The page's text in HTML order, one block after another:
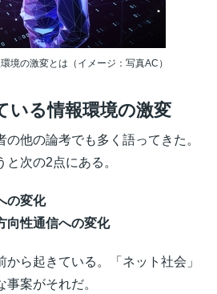
境の激変とは（イメージ：写真AC）
いる情報環境の激変
他の論考でも多く語ってきた。
次の2点にある。
の変化
向性通信への変化
ら起きている。「ネット社会」
案がそれだ。